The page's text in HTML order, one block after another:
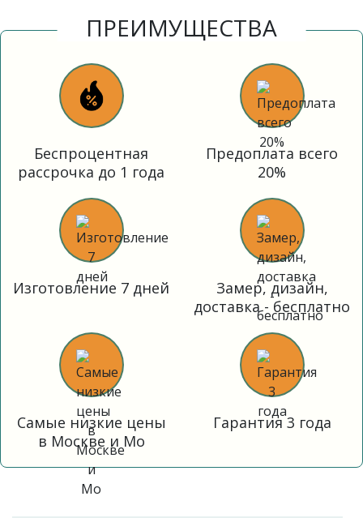
ПРЕИМУЩЕСТВА
Беспроцентная
рассрочка до 1 года
Предоплата всего
20%
Изготовление 7 дней
Замер, дизайн,
доставка - бесплатно
Самые низкие цены
в Москве и Мо
Гарантия 3 года